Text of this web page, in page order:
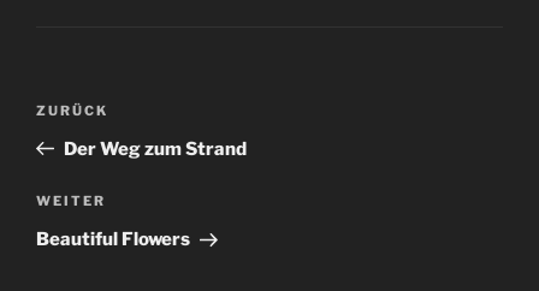
Beitragsnavigation
Vorheriger
Beitrag
ZURÜCK
Der Weg zum Strand
Nächster
Beitrag
WEITER
Beautiful Flowers